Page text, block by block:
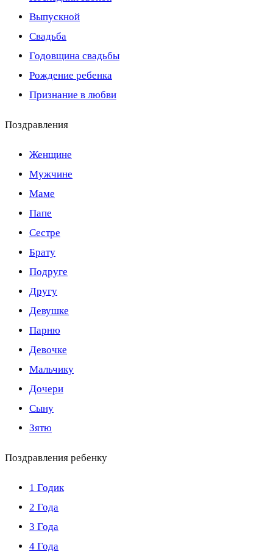
Выпускной
Свадьба
Годовщина свадьбы
Рождение ребенка
Признание в любви
Поздравления
Женщине
Мужчине
Маме
Папе
Сестре
Брату
Подруге
Другу
Девушке
Парню
Девочке
Мальчику
Дочери
Сыну
Зятю
Поздравления ребенку
1 Годик
2 Года
3 Года
4 Года